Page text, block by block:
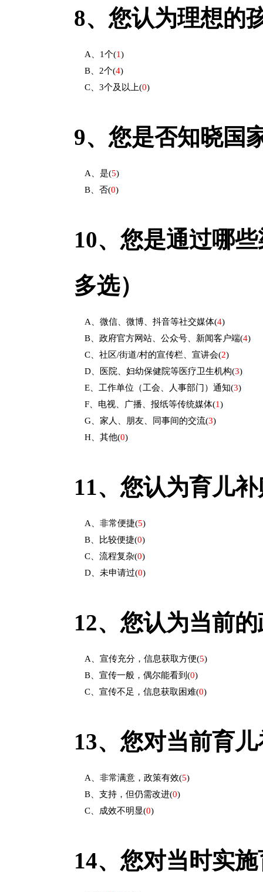
8、 您认为理想的
A、1个(1)
B、2个(4)
C、3个及以上(0)
9、 您是否知晓国
A、是(5)
B、否(0)
10、 您是通过哪
多选）
A、微信、微博、抖音等社交媒体(4)
B、政府官方网站、公众号、新闻客户端(4)
C、社区/街道/村的宣传栏、宣讲会(2)
D、医院、妇幼保健院等医疗卫生机构(3)
E、工作单位（工会、人事部门）通知(3)
F、电视、广播、报纸等传统媒体(1)
G、家人、朋友、同事间的交流(3)
H、其他(0)
11、 您认为育儿
A、非常便捷(5)
B、比较便捷(0)
C、流程复杂(0)
D、未申请过(0)
12、 您认为当前
A、宣传充分，信息获取方便(5)
B、宣传一般，偶尔能看到 (0)
C、宣传不足，信息获取困难(0)
13、 您对当前育
A、非常满意，政策有效(5)
B、支持，但仍需改进(0)
C、成效不明显(0)
14、 您对当时实